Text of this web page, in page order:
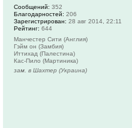
Сообщений: 352
Благодарностей: 206
Зарегистрирован: 28 авг 2014, 22:11
Рейтинг: 644
Манчестер Сити (Англия)
Гэйм он (Замбия)
Иттихад (Палестина)
Кас-Пило (Мартиника)
зам. в Шахтер (Украина)